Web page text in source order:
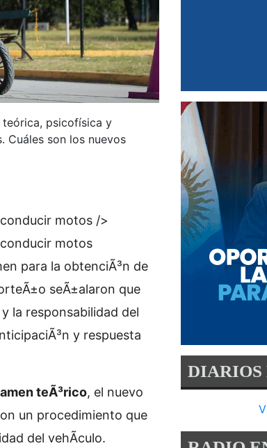
teórica, psicofísica y
son los nuevos
conducir motos />
conducir motos
para la obtenciÃ³n de
seÃ±alaron que
la responsabilidad del
y respuesta
teÃ³rico, el nuevo
un procedimiento que
del vehÃ­culo.
DIARIOS